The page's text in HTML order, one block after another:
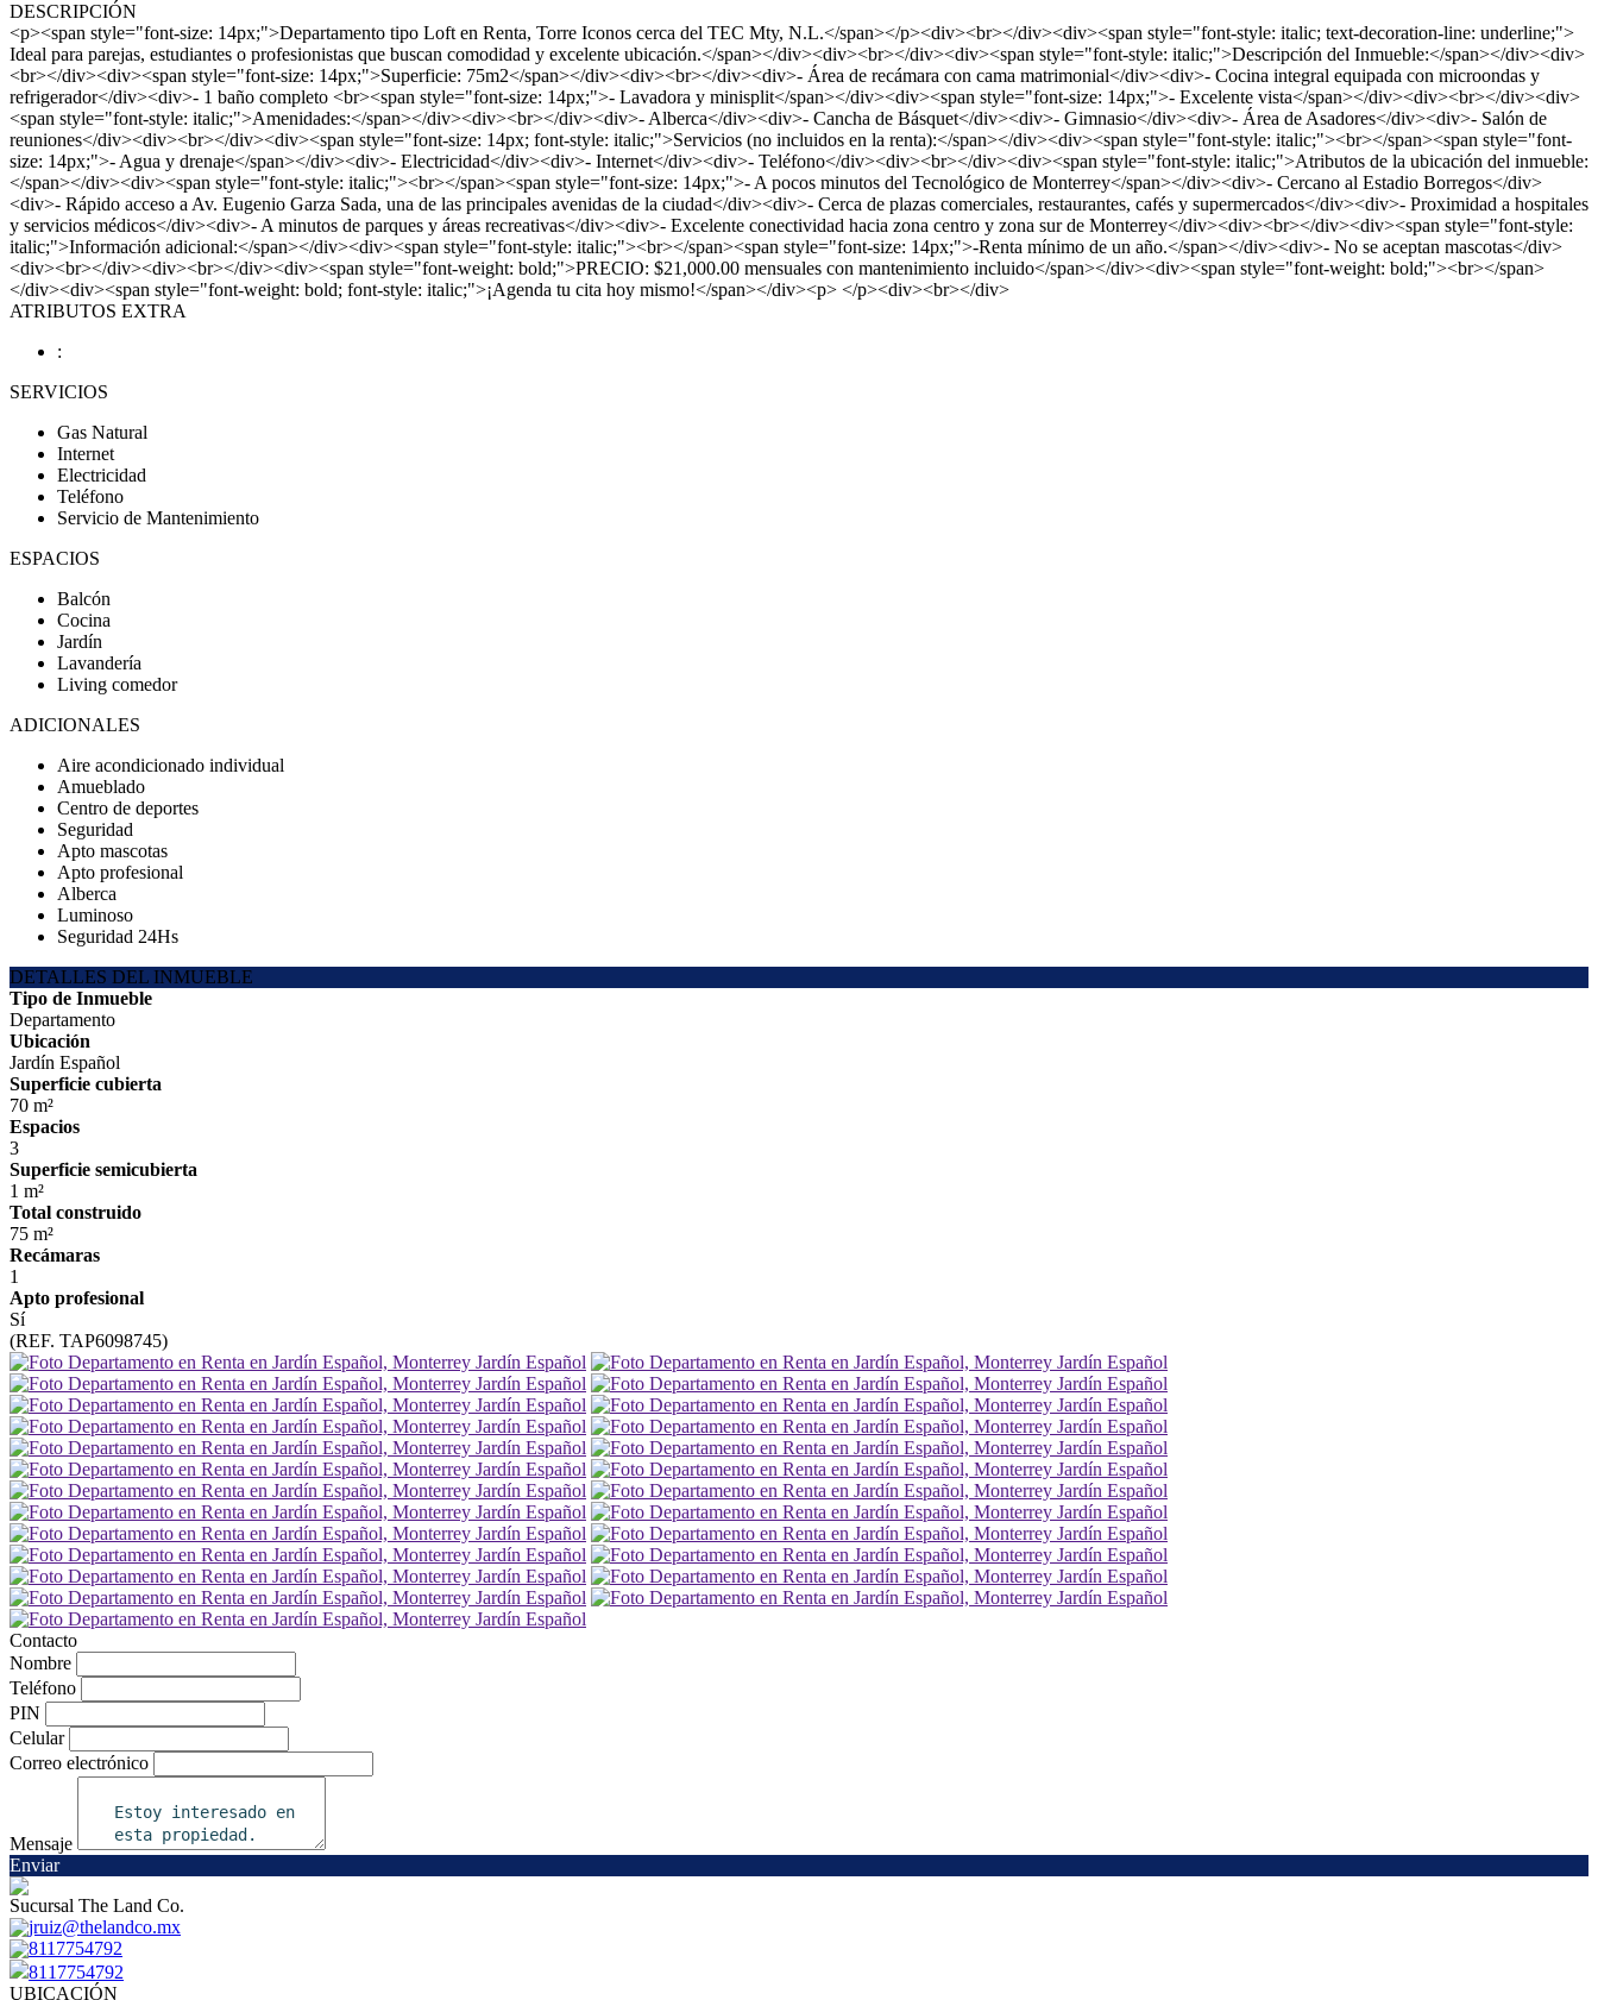
DESCRIPCIÓN
<p><span style="font-size: 14px;">Departamento tipo Loft en Renta, Torre Iconos cerca del TEC Mty, N.L.</span></p><div><br></div><div><span style="font-style: italic; text-decoration-line: underline;">
Ideal para parejas, estudiantes o profesionistas que buscan comodidad y excelente ubicación.</span></div><div><br></div><div><span style="font-style: italic;">Descripción del Inmueble:</span></div><div>
<br></div><div><span style="font-size: 14px;">Superficie: 75m2</span></div><div><br></div><div>- Área de recámara con cama matrimonial</div><div>- Cocina integral equipada con microondas y
refrigerador</div><div>- 1 baño completo <br><span style="font-size: 14px;">- Lavadora y minisplit</span></div><div><span style="font-size: 14px;">- Excelente vista</span></div><div><br></div><div>
<span style="font-style: italic;">Amenidades:</span></div><div><br></div><div>- Alberca</div><div>- Cancha de Básquet</div><div>- Gimnasio</div><div>- Área de Asadores</div><div>- Salón de
reuniones</div><div><br></div><div><span style="font-size: 14px; font-style: italic;">Servicios (no incluidos en la renta):</span></div><div><span style="font-style: italic;"><br></span><span style="font-
size: 14px;">- Agua y drenaje</span></div><div>- Electricidad</div><div>- Internet</div><div>- Teléfono</div><div><br></div><div><span style="font-style: italic;">Atributos de la ubicación del inmueble:
</span></div><div><span style="font-style: italic;"><br></span><span style="font-size: 14px;">- A pocos minutos del Tecnológico de Monterrey</span></div><div>- Cercano al Estadio Borregos</div>
<div>- Rápido acceso a Av. Eugenio Garza Sada, una de las principales avenidas de la ciudad</div><div>- Cerca de plazas comerciales, restaurantes, cafés y supermercados</div><div>- Proximidad a hospitales
y servicios médicos</div><div>- A minutos de parques y áreas recreativas</div><div>- Excelente conectividad hacia zona centro y zona sur de Monterrey</div><div><br></div><div><span style="font-style:
italic;">Información adicional:</span></div><div><span style="font-style: italic;"><br></span><span style="font-size: 14px;">-Renta mínimo de un año.</span></div><div>- No se aceptan mascotas</div>
<div><br></div><div><br></div><div><span style="font-weight: bold;">PRECIO: $21,000.00 mensuales con mantenimiento incluido</span></div><div><span style="font-weight: bold;"><br></span>
</div><div><span style="font-weight: bold; font-style: italic;">¡Agenda tu cita hoy mismo!</span></div><p> </p><div><br></div>
ATRIBUTOS EXTRA
:
SERVICIOS
Gas Natural
Internet
Electricidad
Teléfono
Servicio de Mantenimiento
ESPACIOS
Balcón
Cocina
Jardín
Lavandería
Living comedor
ADICIONALES
Aire acondicionado individual
Amueblado
Centro de deportes
Seguridad
Apto mascotas
Apto profesional
Alberca
Luminoso
Seguridad 24Hs
DETALLES DEL INMUEBLE
Tipo de Inmueble
Departamento
Ubicación
Jardín Español
Superficie cubierta
70 m²
Espacios
3
Superficie semicubierta
1 m²
Total construido
75 m²
Recámaras
1
Apto profesional
Sí
(REF. TAP6098745)
Contacto
Nombre
Teléfono
PIN
Celular
Correo electrónico
Mensaje
Enviar
Sucursal The Land Co.
jruiz@thelandco.mx
8117754792
8117754792
UBICACIÓN